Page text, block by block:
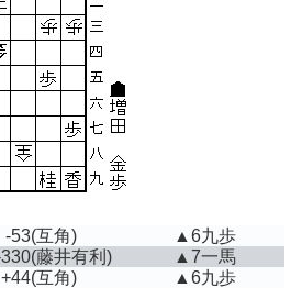
-53(互角)
▲6九歩
(藤井有利)
▲7一馬
+44(互角) ▲6九歩